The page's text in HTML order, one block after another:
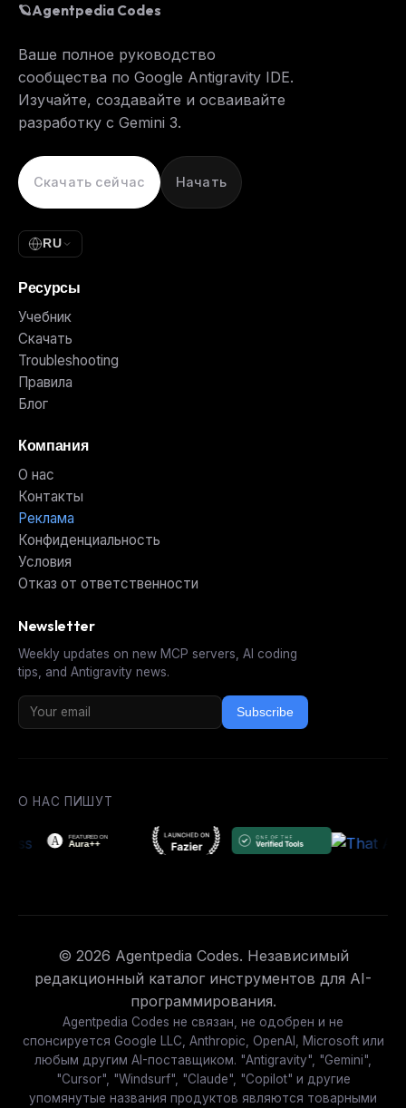
🪐Agentpedia Codes
Ваше полное руководство
сообщества по Google Antigravity IDE.
Изучайте, создавайте и осваивайте
разработку с Gemini 3.
Скачать сейчас Начать
RU
Ресурсы
Учебник
Скачать
Troubleshooting
Правила
Блог
Компания
О нас
Контакты
Реклама
Конфиденциальность
Условия
Отказ от ответственности
Newsletter
Weekly updates on new MCP servers, AI coding
tips, and Antigravity news.
Subscribe
О НАС ПИШУТ
© 2026 Agentpedia Codes. Независимый
редакционный каталог инструментов для AI-
программирования.
Agentpedia Codes не связан, не одобрен и не
спонсируется Google LLC, Anthropic, OpenAI, Microsoft или
любым другим AI-поставщиком. "Antigravity", "Gemini",
"Cursor", "Windsurf", "Claude", "Copilot" и другие
упомянутые названия продуктов являются товарными